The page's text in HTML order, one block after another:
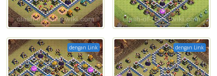
dengan Link dengan Link